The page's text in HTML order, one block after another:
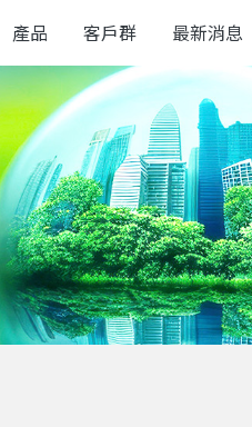
產品 客戶群 最新消息